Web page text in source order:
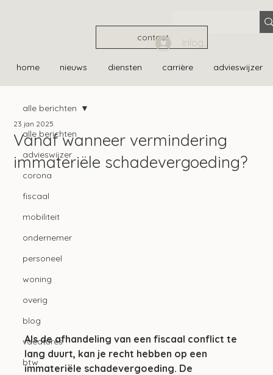
contact
home nieuws diensten carrière advieswijzer
Inloggen
alle berichten
advieswijzer
corona
fiscaal
mobiliteit
ondernemer
personeel
woning
overig
blog
vacatures
btw
alle berichten
Vanaf wanneer vermindering
immateriële schadevergoeding?
23 jan 2025
Als de afhandeling van een fiscaal conflict te
lang duurt, kan je recht hebben op een
immateriële schadevergoeding. De